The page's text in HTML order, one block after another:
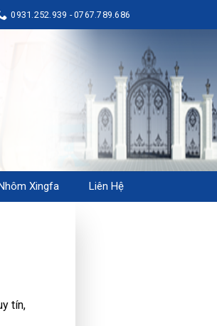
0931.252.939 - 0767.789.686
Xingfa Liên Hệ
tín,